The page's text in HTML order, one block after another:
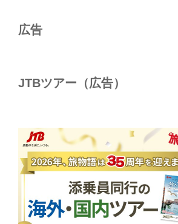
ン
広告
JTBツアー（広告）